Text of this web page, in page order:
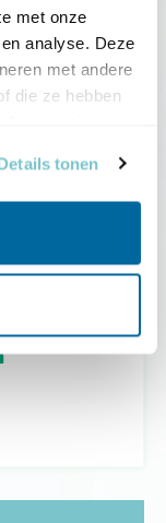
met onze
analyse. Deze
met andere
die ze hebben
tonen